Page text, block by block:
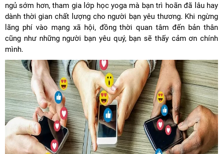
ngủ sớm hơn, tham gia lớp học yoga mà bạn trì hoãn đã lâu hay
dành thời gian chất lượng cho người bạn yêu thương. Khi ngừng
lãng phí vào mạng xã hội, đồng thời quan tâm đến bản thân
cũng như những người bạn yêu quý, bạn sẽ thấy cảm ơn chính
mình.